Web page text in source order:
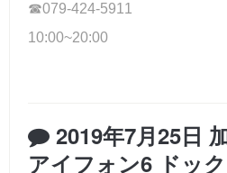
☎079-424-5911
10:00~20:00
2019年7月25日
アイフォン6 ドッ